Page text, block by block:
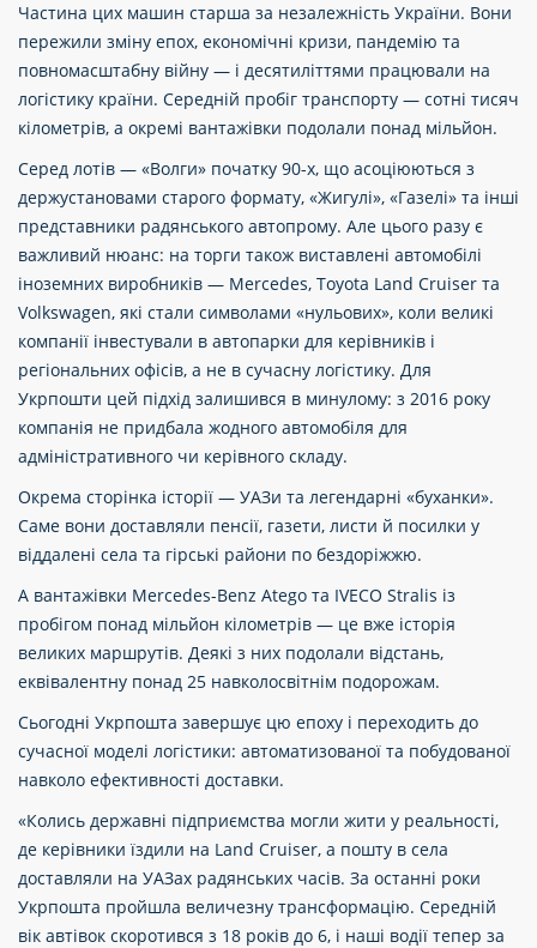
Частина цих машин старша за незалежність України. Вони
пережили зміну епох, економічні кризи, пандемію та
повномасштабну війну — і десятиліттями працювали на
логістику країни. Середній пробіг транспорту — сотні тисяч
кілометрів, а окремі вантажівки подолали понад мільйон.
Серед лотів — «Волги» початку 90-х, що асоціюються з
держустановами старого формату, «Жигулі», «Газелі» та інші
представники радянського автопрому. Але цього разу є
важливий нюанс: на торги також виставлені автомобілі
іноземних виробників — Mercedes, Toyota Land Cruiser та
Volkswagen, які стали символами «нульових», коли великі
компанії інвестували в автопарки для керівників і
регіональних офісів, а не в сучасну логістику. Для
Укрпошти цей підхід залишився в минулому: з 2016 року
компанія не придбала жодного автомобіля для
адміністративного чи керівного складу.
Окрема сторінка історії — УАЗи та легендарні «буханки».
Саме вони доставляли пенсії, газети, листи й посилки у
віддалені села та гірські райони по бездоріжжю.
А вантажівки Mercedes-Benz Atego та IVECO Stralis із
пробігом понад мільйон кілометрів — це вже історія
великих маршрутів. Деякі з них подолали відстань,
еквівалентну понад 25 навколосвітнім подорожам.
Сьогодні Укрпошта завершує цю епоху і переходить до
сучасної моделі логістики: автоматизованої та побудованої
навколо ефективності доставки.
«Колись державні підприємства могли жити у реальності,
де керівники їздили на Land Cruiser, а пошту в села
доставляли на УАЗах радянських часів. За останні роки
Укрпошта пройшла величезну трансформацію. Середній
вік автівок скоротився з 18 років до 6, і наші водії тепер за